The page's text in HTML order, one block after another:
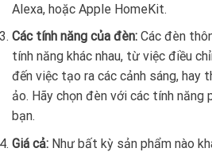
Alexa, hoặc Apple HomeKit.
Các tính năng của đèn: Các đèn
tính năng khác nhau, từ việc điều
đến việc tạo ra các cảnh sáng, hay
ảo. Hãy chọn đèn với các tính năng
bạn.
Giá cả: Như bất kỳ sản phẩm nào